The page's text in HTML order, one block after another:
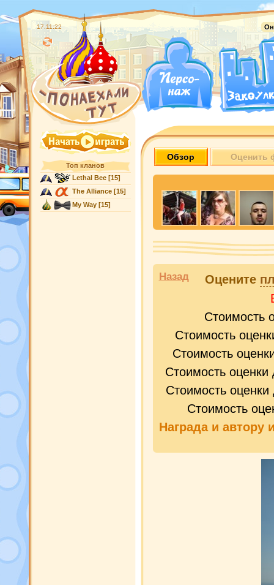
17:11:23
Топ кланов
Lethal Bee[15]
The Alliance[15]
My Way[15]
Обзор Оценить
Назад Оцените
Стоимость
Стоимость
Стоимость
Стоимость
Стоимость
Стоимость
Награда и автору